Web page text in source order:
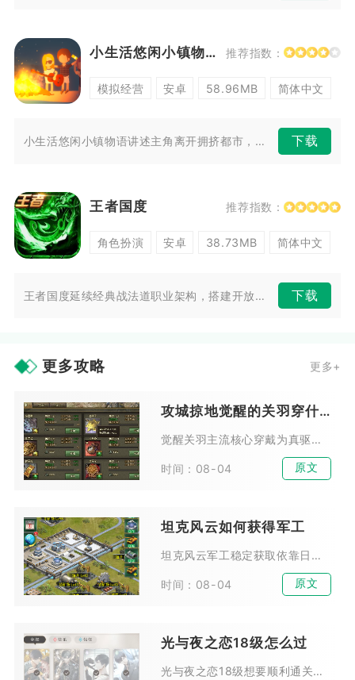
小生活悠闲小镇物语 推荐指数：
模拟经营 安卓 58.96MB 简体中文
小生活悠闲小镇物语讲述主角离开拥挤都市，定居滨海梨花湾小镇开启新生活。... 下载
王者国度 推荐指数：
角色扮演 安卓 38.73MB 简体中文
王者国度延续经典战法道职业架构，搭建开放玛法大陆冒险世界。玩家能够自由... 下载
更多攻略 更多+
攻城掠地觉醒的关羽穿什么
觉醒关羽主流核心穿戴为真驱虎套装，推图续航选真烛龙套装，长线防守副本用真霸下套装，三套装备覆盖全部对战场景，搭配专属宝物与对应宝石洗练可完全发挥武神降临战法压制能力。觉醒...
时间：08-04 原文
坦克风云如何获得军工
坦克风云军工稳定获取依靠日常任务、军团玩法、野外对战副本、多账号协同刷取与各类限时活动叠加产出，长期坚持全套流程可实现每日军工海量入账，所有途径零氪金也能完整解锁，搭配科...
时间：08-04 原文
光与夜之恋18级怎么过
光与夜之恋18级想要顺利通关，核心在于灵犀卡牌合理搭配、技能释放顺序把控以及设计师等级养成，手动操作的通关成功率远高于自动战斗模式。18级主线战斗关卡会刷新多组灵感泡泡怪...